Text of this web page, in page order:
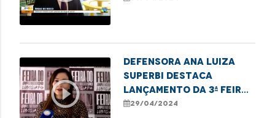
play_circle_outline
Defensora Ana Luiza
Superbi destaca
lançamento da 3ª Feira
de Empreendedorismo
29/04/2024